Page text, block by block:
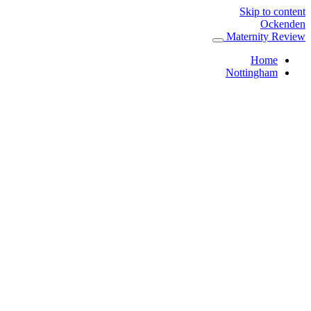
Skip to content
Ockenden
Maternity Review
Home
Nottingham